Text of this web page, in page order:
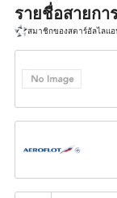
รายชื่อสายก
สมาชิกของสตาร์อัลไลแ